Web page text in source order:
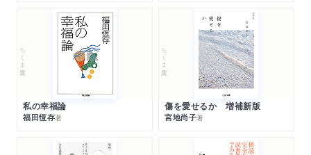
ちくま文庫
私の幸福論
福田恆存著
ちくま文庫
傷を愛せるか 増補新版
宮地尚子著